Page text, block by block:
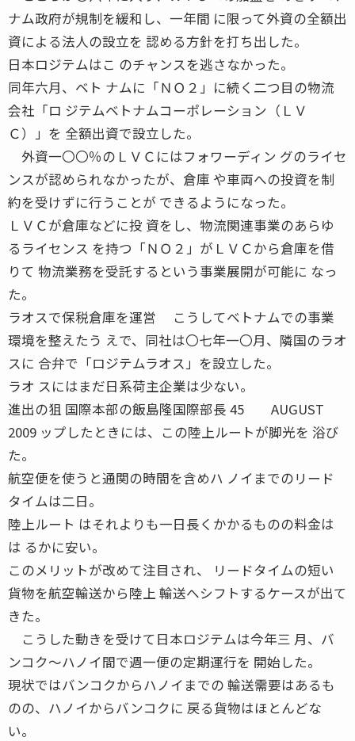
ナム政府が規制を緩和し、一年間 に限って外資の全額出
資による法人の設立を 認める方針を打ち出した。
日本ロジテムはこ のチャンスを逃さなかった。
同年六月、ベト ナムに「ＮＯ２」に続く二つ目の物流
会社「ロ ジテムベトナムコーポレーション（ＬＶ
Ｃ）」を 全額出資で設立した。
外資一〇〇％のＬＶＣにはフォワーディン グのライセ
ンスが認められなかったが、倉庫 や車両への投資を制
約を受けずに行うことが できるようになった。
ＬＶＣが倉庫などに投 資をし、物流関連事業のあらゆ
るライセンス を持つ「ＮＯ２」がＬＶＣから倉庫を借
りて 物流業務を受託するという事業展開が可能に なっ
た。
ラオスで保税倉庫を運営 こうしてベトナムでの事業
環境を整えたう えで、同社は〇七年一〇月、隣国のラオ
スに 合弁で「ロジテムラオス」を設立した。
ラオ スにはまだ日系荷主企業は少ない。
進出の狙 国際本部の飯島隆国際部長 45 AUGUST
2009 ップしたときには、この陸上ルートが脚光を 浴び
た。
航空便を使うと通関の時間を含めハ ノイまでのリード
タイムは二日。
陸上ルート はそれよりも一日長くかかるものの料金は
は るかに安い。
このメリットが改めて注目され、 リードタイムの短い
貨物を航空輸送から陸上 輸送へシフトするケースが出て
きた。
こうした動きを受けて日本ロジテムは今年三 月、バ
ンコク〜ハノイ間で週一便の定期運行を 開始した。
現状ではバンコクからハノイまでの 輸送需要はあるも
のの、ハノイからバンコクに 戻る貨物はほとんどな
い。